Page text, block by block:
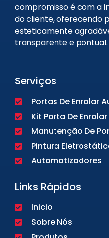
compromisso é com a
do cliente, oferecendo
esteticamente
transparente e pontual.
Serviços
Portas De Enrolar
Kit Porta De Enrolar
Manutenção De
Pintura
Automatizadores
Links Rápidos
Inicio
Sobre Nós